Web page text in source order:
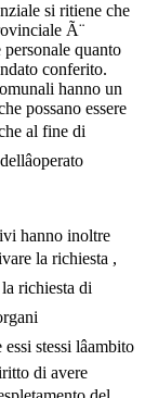
si ritiene che
Ã¨
quanto
conferito.
hanno un
possano essere
al fine di
hanno inoltre
la richiesta ,
richiesta di
stessi lâambito
di avere